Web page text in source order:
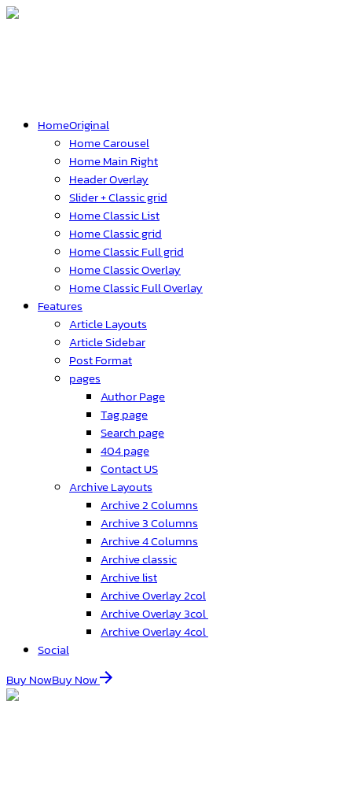
HomeOriginal
Home Carousel
Home Main Right
Header Overlay
Slider + Classic grid
Home Classic List
Home Classic grid
Home Classic Full grid
Home Classic Overlay
Home Classic Full Overlay
Features
Article Layouts
Article Sidebar
Post Format
pages
Author Page
Tag page
Search page
404 page
Contact US
Archive Layouts
Archive 2 Columns
Archive 3 Columns
Archive 4 Columns
Archive classic
Archive list
Archive Overlay 2col
Archive Overlay 3col
Archive Overlay 4col
Social
Buy NowBuy Now